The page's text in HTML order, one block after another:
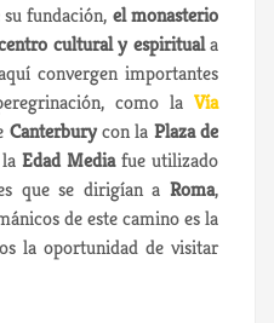
fundación, el monasterio
cultural y espirituala
convergen importantes
como la Vía
Canterburycon la Plaza de
Edad Mediafue utilizado
que se dirigían a Roma,
de este camino es la
la oportunidad de visitar